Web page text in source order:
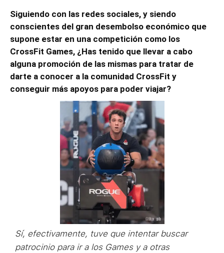
Siguiendo con las redes sociales, y siendo
conscientes del gran desembolso económico que
supone estar en una competición como los
CrossFit Games, ¿Has tenido que llevar a cabo
alguna promoción de las mismas para tratar de
darte a conocer a la comunidad CrossFit y
conseguir más apoyos para poder viajar?
Sí, efectivamente, tuve que intentar buscar
patrocinio para ir a los Games y a otras